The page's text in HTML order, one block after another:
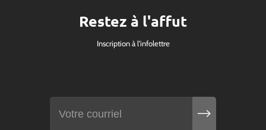
Restez à l'affut
Inscription à l'infolettre